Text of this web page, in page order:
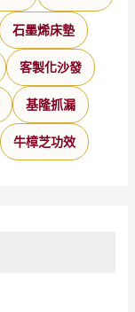
石墨烯床墊
客製化沙發
基隆抓漏
牛樟芝功效